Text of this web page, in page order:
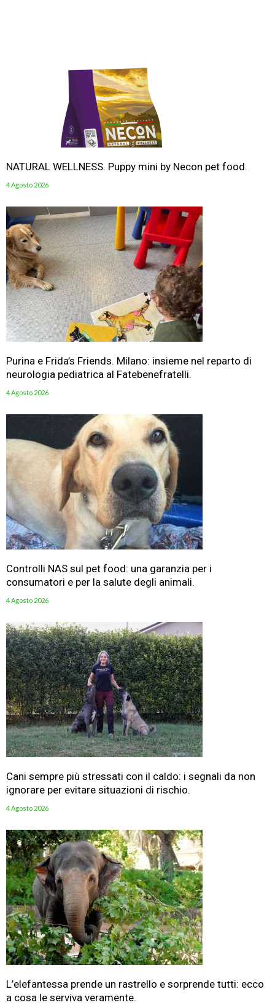
NATURAL WELLNESS. Puppy mini by Necon pet food.
4 Agosto 2026
Purina e Frida’s Friends. Milano: insieme nel reparto di
neurologia pediatrica al Fatebenefratelli.
4 Agosto 2026
Controlli NAS sul pet food: una garanzia per i
consumatori e per la salute degli animali.
4 Agosto 2026
Cani sempre più stressati con il caldo: i segnali da non
ignorare per evitare situazioni di rischio.
4 Agosto 2026
L’elefantessa prende un rastrello e sorprende tutti: ecco
a cosa le serviva veramente.